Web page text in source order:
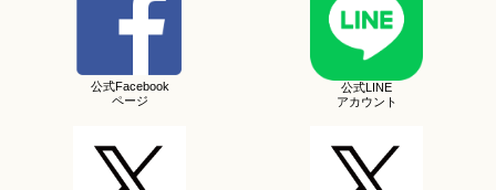
公式Facebook
ページ
公式LINE
アカウント